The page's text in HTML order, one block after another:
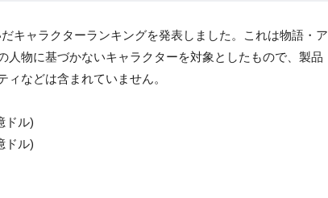
キャラクターランキングを発表しました。これは物語・ア
人物に基づかないキャラクターを対象としたもので、製品
などは含まれていません。
ドル)
ドル)